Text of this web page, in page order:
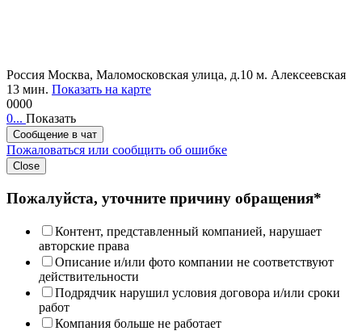
Россия Москва, Маломосковская улица, д.10 м. Алексеевская
13 мин. Показать на карте
0000
0... Показать
Сообщение в чат
Пожаловаться или сообщить об ошибке
Close
Пожалуйста, уточните причину обращения*
Контент, представленный компанией, нарушает
авторские права
Описание и/или фото компании не соответствуют
действительности
Подрядчик нарушил условия договора и/или сроки
работ
Компания больше не работает